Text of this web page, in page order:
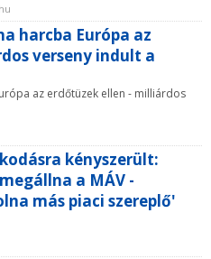
harcba Európa az
verseny indult a
az erdőtüzek ellen - milliárdos
kényszerült:
a MÁV -
más piaci szereplő'